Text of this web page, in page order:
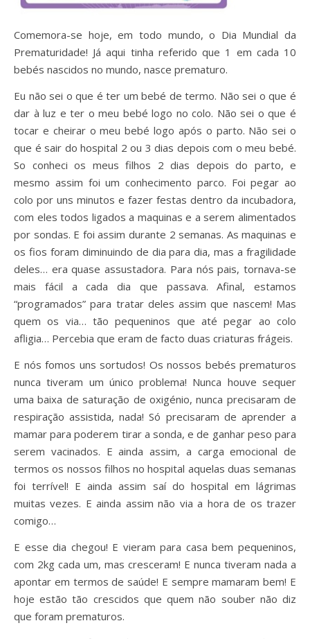
Comemora-se hoje, em todo mundo, o Dia Mundial da
Prematuridade! Já aqui tinha referido que 1 em cada 10
bebés nascidos no mundo, nasce prematuro.
Eu não sei o que é ter um bebé de termo. Não sei o que é
dar à luz e ter o meu bebé logo no colo. Não sei o que é
tocar e cheirar o meu bebé logo após o parto. Não sei o
que é sair do hospital 2 ou 3 dias depois com o meu bebé.
So conheci os meus filhos 2 dias depois do parto, e
mesmo assim foi um conhecimento parco. Foi pegar ao
colo por uns minutos e fazer festas dentro da incubadora,
com eles todos ligados a maquinas e a serem alimentados
por sondas. E foi assim durante 2 semanas. As maquinas e
os fios foram diminuindo de dia para dia, mas a fragilidade
deles… era quase assustadora. Para nós pais, tornava-se
mais fácil a cada dia que passava. Afinal, estamos
“programados” para tratar deles assim que nascem! Mas
quem os via… tão pequeninos que até pegar ao colo
afligia… Percebia que eram de facto duas criaturas frágeis.
E nós fomos uns sortudos! Os nossos bebés prematuros
nunca tiveram um único problema! Nunca houve sequer
uma baixa de saturação de oxigénio, nunca precisaram de
respiração assistida, nada! Só precisaram de aprender a
mamar para poderem tirar a sonda, e de ganhar peso para
serem vacinados. E ainda assim, a carga emocional de
termos os nossos filhos no hospital aquelas duas semanas
foi terrível! E ainda assim saí do hospital em lágrimas
muitas vezes. E ainda assim não via a hora de os trazer
comigo…
E esse dia chegou! E vieram para casa bem pequeninos,
com 2kg cada um, mas cresceram! E nunca tiveram nada a
apontar em termos de saúde! E sempre mamaram bem! E
hoje estão tão crescidos que quem não souber não diz
que foram prematuros.